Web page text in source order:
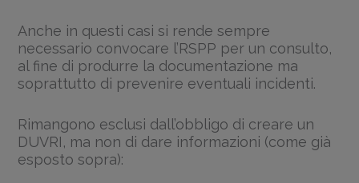
Anche in questi casi si rende sempre
necessario convocare l’RSPP per un consulto,
al fine di produrre la documentazione ma
soprattutto di prevenire eventuali incidenti.
Rimangono esclusi dall’obbligo di creare un
DUVRI, ma non di dare informazioni (come già
esposto sopra):